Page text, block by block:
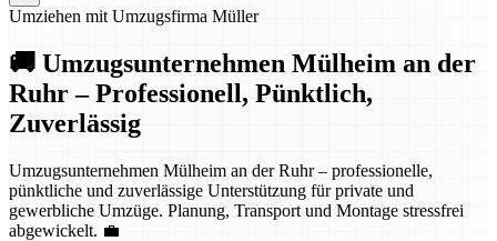
Umziehen mit Umzugsfirma Müller
🚚 Umzugsunternehmen Mülheim an der
Ruhr – Professionell, Pünktlich,
Zuverlässig
Umzugsunternehmen Mülheim an der Ruhr – professionelle,
pünktliche und zuverlässige Unterstützung für private und
gewerbliche Umzüge. Planung, Transport und Montage stressfrei
abgewickelt. 💼